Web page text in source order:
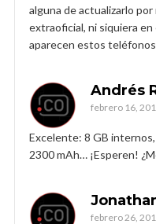
alguna de actualizarlo
extraoficial, ni siquiera
aparecen estos
Andrés
febrero 16,
Excelente: 8 GB internos,
2300 mAh… ¡Esperen!
febrero 26,